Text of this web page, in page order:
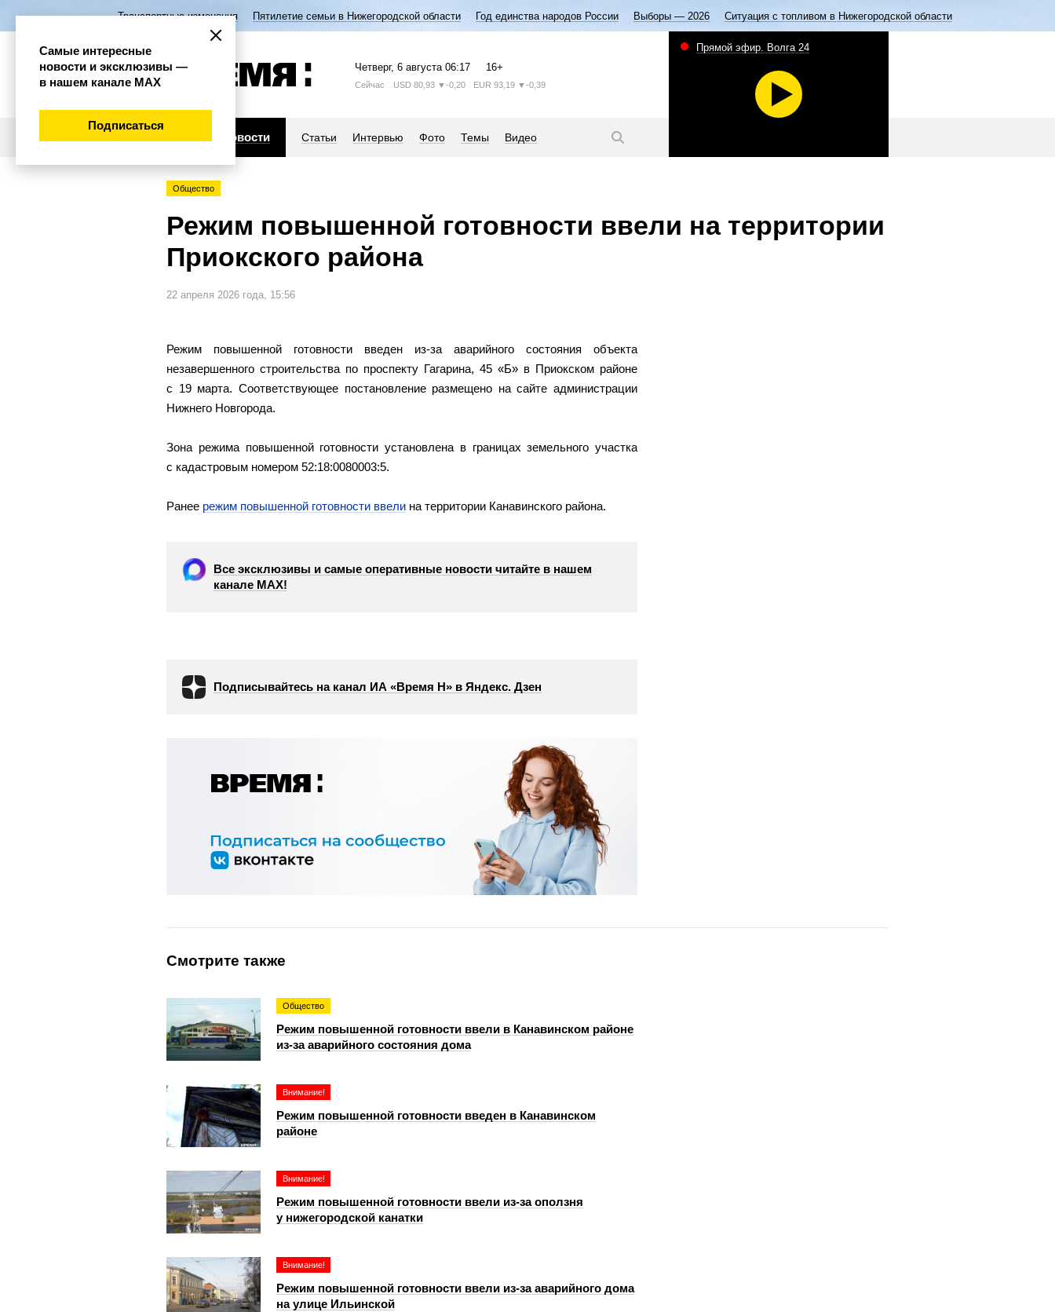
Транспортные изменения Пятилетие семьи в Нижегородской области Год единства народов России Выборы — 2026 Ситуация с топливом в Нижегородской области
Четверг, 6 августа 06:17 16+
Сейчас USD 80,93 ▼-0,20 EUR 93,19 ▼-0,39
Новости Статьи Интервью Фото Темы Видео
Прямой эфир. Волга 24
Общество
Режим повышенной готовности ввели на территории
Приокского района
22 апреля 2026 года, 15:56
Режим повышенной готовности введен из-за аварийного состояния объекта
незавершенного строительства по проспекту Гагарина, 45 «Б» в Приокском районе
с 19 марта. Соответствующее постановление размещено на сайте администрации
Нижнего Новгорода.
Зона режима повышенной готовности установлена в границах земельного участка
с кадастровым номером 52:18:0080003:5.
Ранее режим повышенной готовности ввели на территории Канавинского района.
Все эксклюзивы и самые оперативные новости читайте в нашем
канале МАХ!
Подписывайтесь на канал ИА «Время Н» в Яндекс. Дзен
Смотрите также
Общество
Режим повышенной готовности ввели в Канавинском районе
из-за аварийного состояния дома
Внимание!
Режим повышенной готовности введен в Канавинском
районе
Внимание!
Режим повышенной готовности ввели из-за оползня
у нижегородской канатки
Внимание!
Режим повышенной готовности ввели из-за аварийного дома
на улице Ильинской
Самые интересные
новости и эксклюзивы —
в нашем канале МАХ
Подписаться